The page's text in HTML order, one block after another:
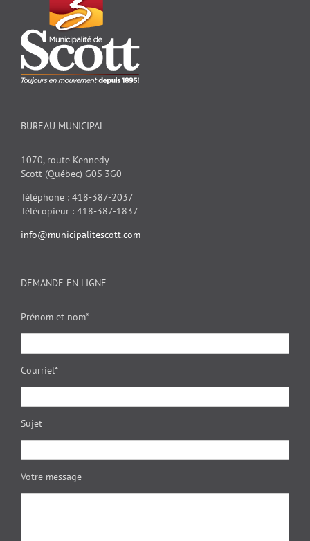
BUREAU MUNICIPAL
1070, route Kennedy
Scott (Québec) G0S 3G0
Téléphone : 418-387-2037
Télécopieur : 418-387-1837
info@municipalitescott.com
DEMANDE EN LIGNE
Prénom et nom*
Courriel*
Sujet
Votre message